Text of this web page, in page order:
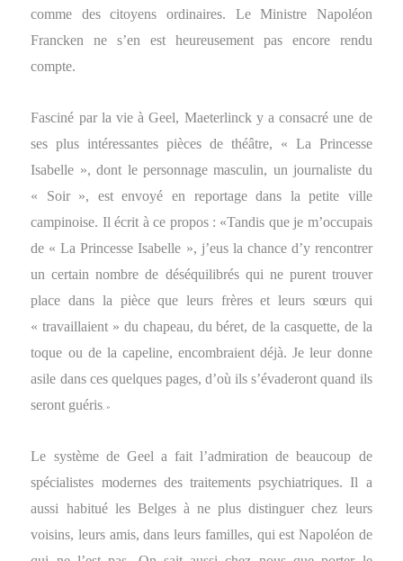
comme des citoyens ordinaires. Le Ministre Napoléon
Francken ne s’en est heureusement pas encore rendu
compte.
Fasciné par la vie à Geel, Maeterlinck y a consacré une de
ses plus intéressantes pièces de théâtre, « La Princesse
Isabelle », dont le personnage masculin, un journaliste du
« Soir », est envoyé en reportage dans la petite ville
campinoise. Il écrit à ce propos : «Tandis que je m’occupais
de « La Princesse Isabelle », j’eus la chance d’y rencontrer
un certain nombre de déséquilibrés qui ne purent trouver
place dans la pièce que leurs frères et leurs sœurs qui
« travaillaient » du chapeau, du béret, de la casquette, de la
toque ou de la capeline, encombraient déjà. Je leur donne
asile dans ces quelques pages, d’où ils s’évaderont quand ils
seront guéris. »
Le système de Geel a fait l’admiration de beaucoup de
spécialistes modernes des traitements psychiatriques. Il a
aussi habitué les Belges à ne plus distinguer chez leurs
voisins, leurs amis, dans leurs familles, qui est Napoléon de